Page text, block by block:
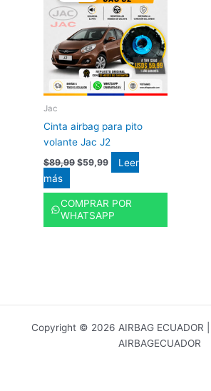
Jac
Cinta airbag para pito
volante Jac J2
$89,99
era:
$89,99.
$59,99
es:
$59,99.
Leer
más
COMPRAR POR
WHATSAPP
Copyright © 2026 AIRBAG ECUADOR
AIRBAGECUADOR